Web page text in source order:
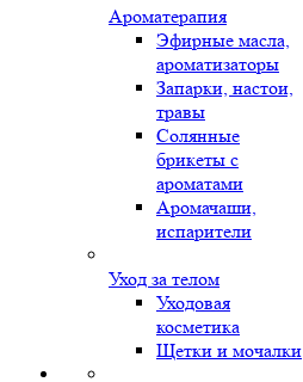
Ароматерапия
Эфирные масла,
ароматизаторы
Запарки, настои,
травы
Солянные
брикеты с
ароматами
Аромачаши,
испарители
Уход за телом
Уходовая
косметика
Щетки и мочалки